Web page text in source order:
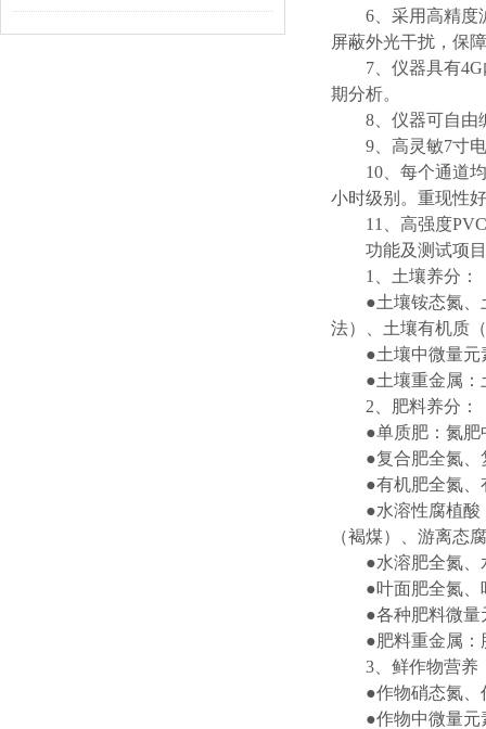
6、采用高精度
屏蔽外光干扰，保
7、仪器具有
期分析。
8、仪器可自由
9、高灵敏7寸
10、每个通道
小时级别。重现性
11、高强度
功能及测试项目
1、土壤养分：
●土壤铵态氮、
法）、土壤有机质
●土壤中微量元
●土壤重金属：
2、肥料养分：
●单质肥：氮肥
●复合肥全氮、
●有机肥全氮、
●水溶性腐植酸
（褐煤）、游离态
●水溶肥全氮、
●叶面肥全氮、
●各种肥料微量
●肥料重金属：
3、鲜作物营养
●作物硝态氮、
●作物中微量元